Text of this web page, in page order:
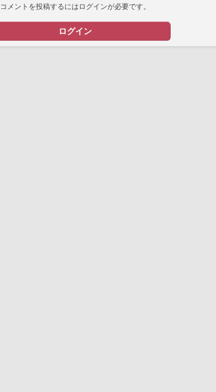
コメントを投稿するにはログインが必要です。
ログイン